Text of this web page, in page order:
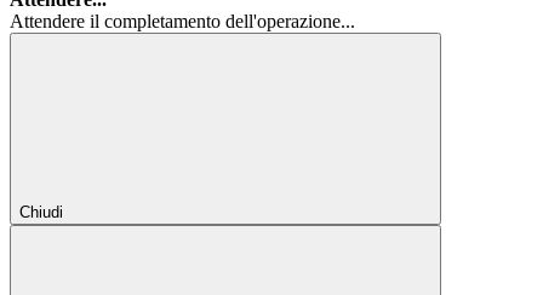
Attendere il completamento dell'operazione...
Chiudi